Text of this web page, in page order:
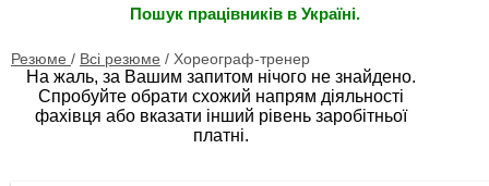
Пошук працівників в Україні.
Резюме / Всі резюме / Хореограф-тренер
На жаль, за Вашим запитом нічого не знайдено.
Спробуйте обрати схожий напрям діяльності
фахівця або вказати інший рівень заробітньої
платні.